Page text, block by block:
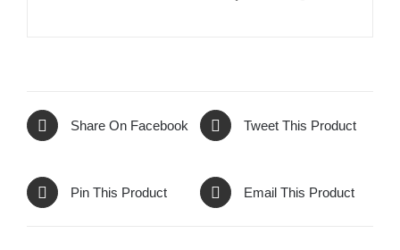
Share On Facebook Tweet This Product
Pin This Product Email This Product